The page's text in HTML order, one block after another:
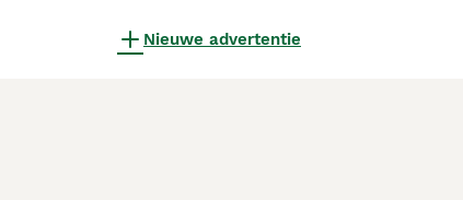
Nieuwe advertentie